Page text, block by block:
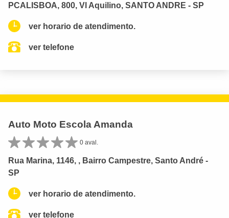
PCALISBOA, 800, Vl Aquilino, SANTO ANDRE - SP
ver horario de atendimento.
ver telefone
Auto Moto Escola Amanda
0 aval.
Rua Marina, 1146, , Bairro Campestre, Santo André -
SP
ver horario de atendimento.
ver telefone